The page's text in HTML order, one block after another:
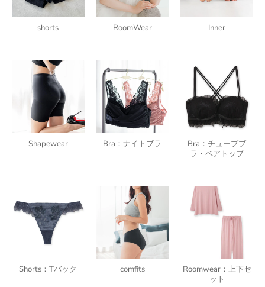
shorts RoomWear Inner
Shapewear Bra：ナイトブラ
Bra：チューブブ
ラ・ベアトップ
Shorts：Tバック comfits
Roomwear：上下セ
ット